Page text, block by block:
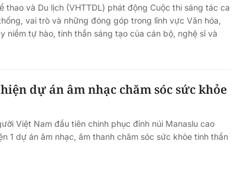
thao và Du lịch (VHTTDL) phát động Cuộc thi sáng tác ca
vai trò và những đóng góp trong lĩnh vực Văn hóa,
niềm tự hào, tinh thần sáng tạo của cán bộ, nghệ sĩ và
dự án âm nhạc chăm sóc sức khỏe
Việt Nam đầu tiên chinh phục đỉnh núi Manaslu cao
1 dự án âm nhạc, âm thanh chăm sóc sức khỏe tinh thần